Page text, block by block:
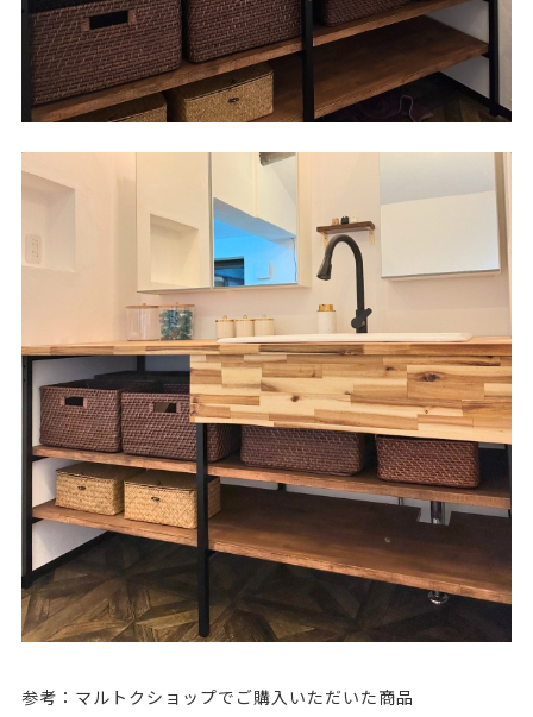
参考：マルトクショップでご購入いただいた商品